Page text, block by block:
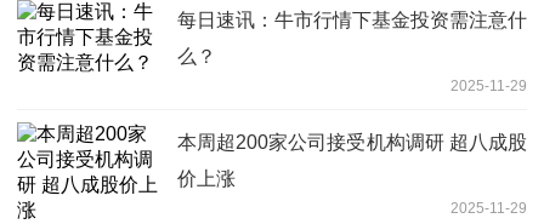
每日速讯：牛市行情下基金投资需注意什
么？
2025-11-29
本周超200家公司接受机构调研 超八成股
价上涨
2025-11-29